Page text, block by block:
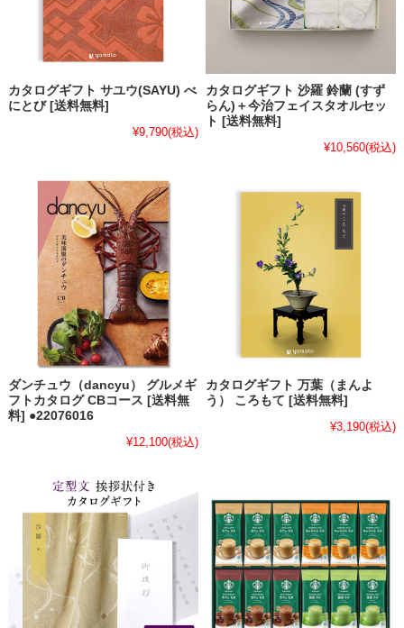
カタログギフト サユウ(SAYU) べ
にとび [送料無料]
¥9,790(税込)
カタログギフト 沙羅 鈴蘭 (すず
らん)＋今治フェイスタオルセッ
ト [送料無料]
¥10,560(税込)
ダンチュウ（dancyu） グルメギ
フトカタログ CBコース [送料無
料] ●22076016
¥12,100(税込)
カタログギフト 万葉（まんよ
う） ころもて [送料無料]
¥3,190(税込)